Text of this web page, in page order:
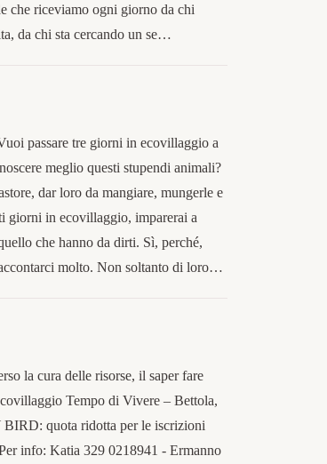
che riceviamo ogni giorno da chi
da chi sta cercando un se…
passare tre giorni in ecovillaggio a
meglio questi stupendi animali?
dar loro da mangiare, mungerle e
giorni in ecovillaggio, imparerai a
che hanno da dirti. Sì, perché,
molto. Non soltanto di loro…
la cura delle risorse, il saper fare
Tempo di Vivere – Bettola,
quota ridotta per le iscrizioni
info: Katia 329 0218941 - Ermanno